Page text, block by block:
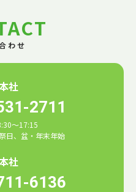
わせ
社
2711
～17:15
日、盆・年末年始
社
6136